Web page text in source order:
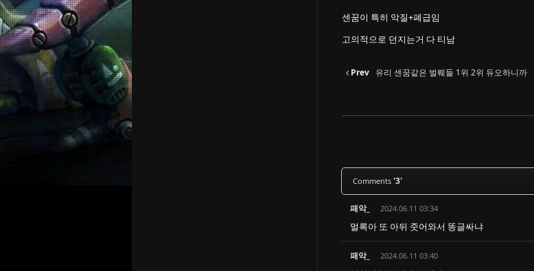
센꿈이 특히 악질+폐급임
고의적으로 던지는거 다 티남
Prev 유리 센꿈같은 벌뤠들 1위 2위 듀오하니까
Comments '3'
패악_ 2024.06.11 03:34
멀록아 또 아뒤 줏어와서 똥글싸냐
패악_ 2024.06.11 03:40